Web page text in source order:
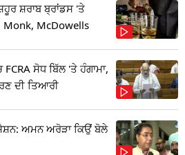
ਸ਼ਰਾਬ ਬ੍ਰਾਂਡਸ 'ਤੇ
Monk, McDowells
ਸੋਧ ਬਿੱਲ 'ਤੇ ਹੰਗਾਮਾ,
ਦੀ ਤਿਆਰੀ
ਸੈਸ਼ਨ: ਅਮਨ ਅਰੋੜਾ ਕਿਉਂ ਬੋਲੇ